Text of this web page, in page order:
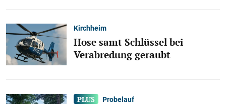
Kirchheim
Hose samt Schlüssel bei
Verabredung geraubt
Probelauf